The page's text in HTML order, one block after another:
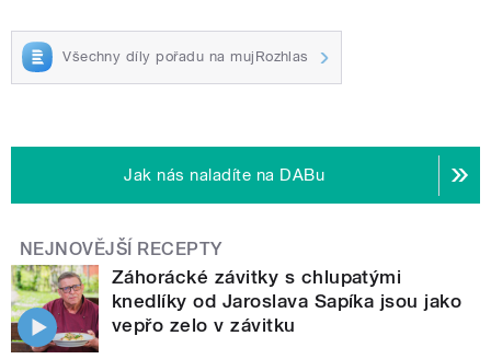
Všechny díly pořadu na mujRozhlas
Jak nás naladíte na DABu
NEJNOVĚJŠÍ RECEPTY
Záhorácké závitky s chlupatými
knedlíky od Jaroslava Sapíka jsou jako
vepřo zelo v závitku